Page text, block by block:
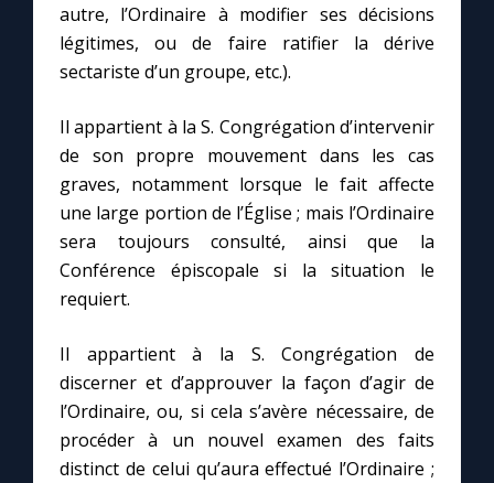
autre, l’Ordinaire à modifier ses décisions
légitimes, ou de faire ratifier la dérive
sectariste d’un groupe, etc.).
Il appartient à la S. Congrégation d’intervenir
de son propre mouvement dans les cas
graves, notamment lorsque le fait affecte
une large portion de l’Église ; mais l’Ordinaire
sera toujours consulté, ainsi que la
Conférence épiscopale si la situation le
requiert.
Il appartient à la S. Congrégation de
discerner et d’approuver la façon d’agir de
l’Ordinaire, ou, si cela s’avère nécessaire, de
procéder à un nouvel examen des faits
distinct de celui qu’aura effectué l’Ordinaire ;